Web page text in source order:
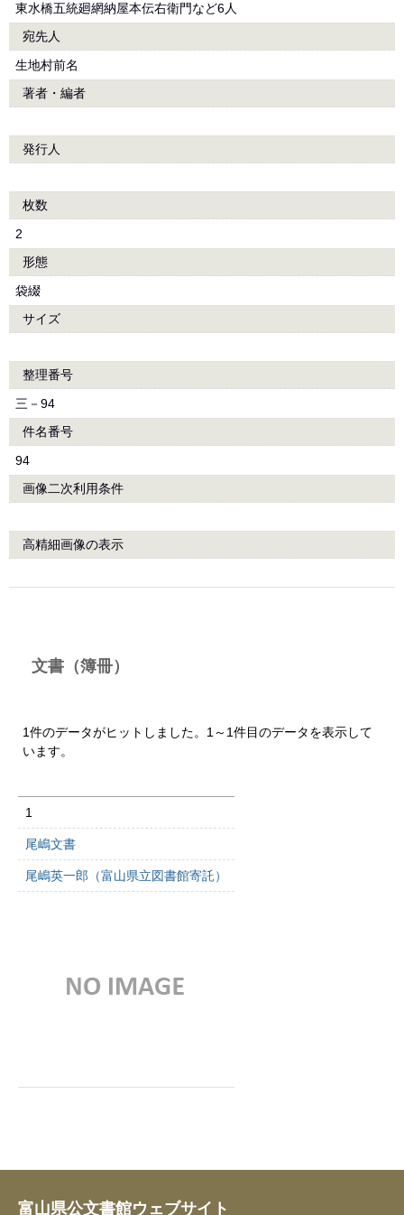
東水橋五統廻網納屋本伝右衛門など6人
宛先人
生地村前名
著者・編者
発行人
枚数
2
形態
袋綴
サイズ
整理番号
三－94
件名番号
94
画像二次利用条件
高精細画像の表示
文書（簿冊）
1件のデータがヒットしました。1～1件目のデータを表示して
います。
1
尾嶋文書
尾嶋英一郎（富山県立図書館寄託）
富山県公文書館ウェブサイト